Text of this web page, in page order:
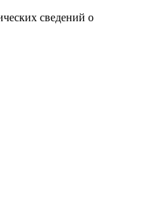
сведений о